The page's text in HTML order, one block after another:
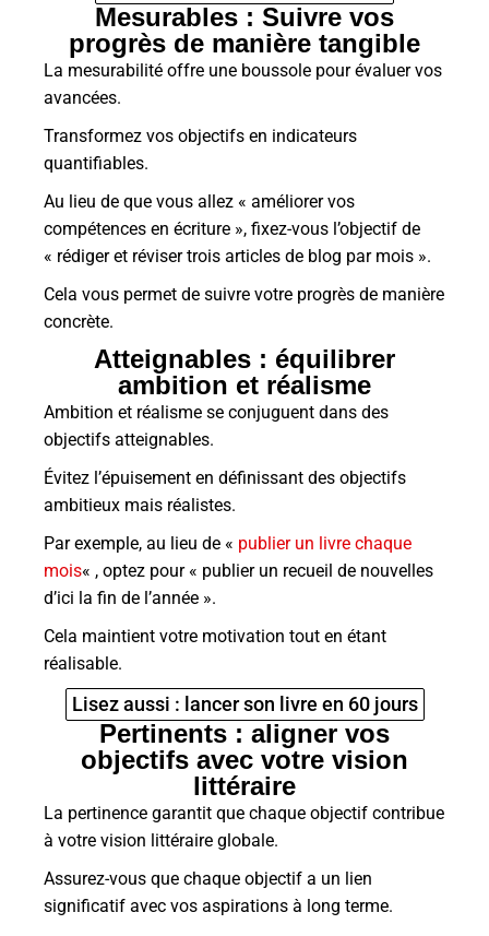
Mesurables : Suivre vos
progrès de manière tangible
La mesurabilité offre une boussole pour évaluer vos
avancées.
Transformez vos objectifs en indicateurs
quantifiables.
Au lieu de que vous allez « améliorer vos
compétences en écriture », fixez-vous l’objectif de
« rédiger et réviser trois articles de blog par mois ».
Cela vous permet de suivre votre progrès de manière
concrète.
Atteignables : équilibrer
ambition et réalisme
Ambition et réalisme se conjuguent dans des
objectifs atteignables.
Évitez l’épuisement en définissant des objectifs
ambitieux mais réalistes.
Par exemple, au lieu de « publier un livre chaque
mois« , optez pour « publier un recueil de nouvelles
d’ici la fin de l’année ».
Cela maintient votre motivation tout en étant
réalisable.
Lisez aussi : lancer son livre en 60 jours
Pertinents : aligner vos
objectifs avec votre vision
littéraire
La pertinence garantit que chaque objectif contribue
à votre vision littéraire globale.
Assurez-vous que chaque objectif a un lien
significatif avec vos aspirations à long terme.